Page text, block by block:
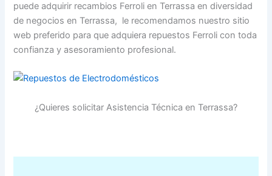
puede adquirir recambios Ferroli en Terrassa en diversidad
de negocios en Terrassa, le recomendamos nuestro sitio
web preferido para que adquiera repuestos Ferroli con toda
confianza y asesoramiento profesional.
¿Quieres solicitar Asistencia Técnica en Terrassa?